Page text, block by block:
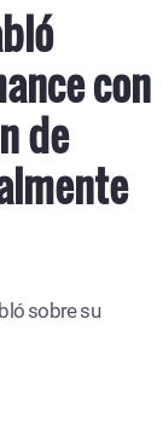
con
de
sobre su